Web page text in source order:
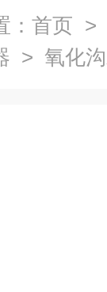
首页 >
> 氧化